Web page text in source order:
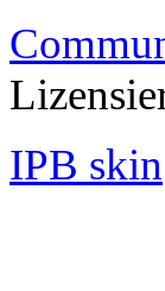
IPB skin